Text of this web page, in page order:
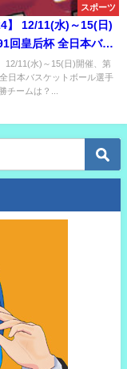
スポーツ
】 12/11(水)～15(日)
回皇后杯 全日本バス
ル選手権大会。 優勝
12/11(水)～15(日)開催、第
日本バスケットボール選手
チームは？...